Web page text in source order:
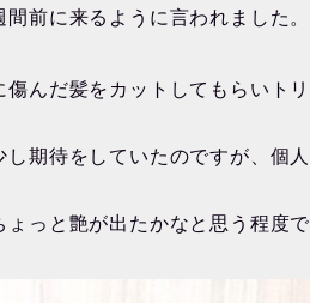
前に来るように言われました。
んだ髪をカットしてもらいト
期待をしていたのですが、個
っと艶が出たかなと思う程度で